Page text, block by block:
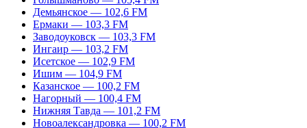
Демьянское — 102,6 FM
Ермаки — 103,3 FM
Заводоуковск — 103,3 FM
Ингаир — 103,2 FM
Исетское — 102,9 FM
Ишим — 104,9 FM
Казанское — 100,2 FM
Нагорный — 100,4 FM
Нижняя Тавда — 101,2 FM
Новоалександровка — 100,2 FM